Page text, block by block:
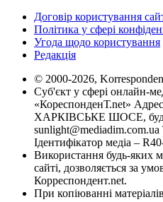
Договір користування
Політика у сфері
Угода щодо користування
Редакція
© 2000-2026,
Суб'єкт у сфері онлайн-
«КореспонденТ.net»
ХАРКІВСЬКЕ ШОСЕ,
sunlight@mediadim.com.ua
Ідентифікатор медіа –
Використання будь-яких
сайті, дозволяється за
Корреспондент.net.
При копіюванні